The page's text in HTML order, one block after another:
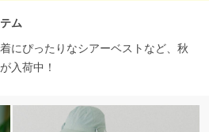
ム
にぴったりなシアーベストなど、秋
入荷中！